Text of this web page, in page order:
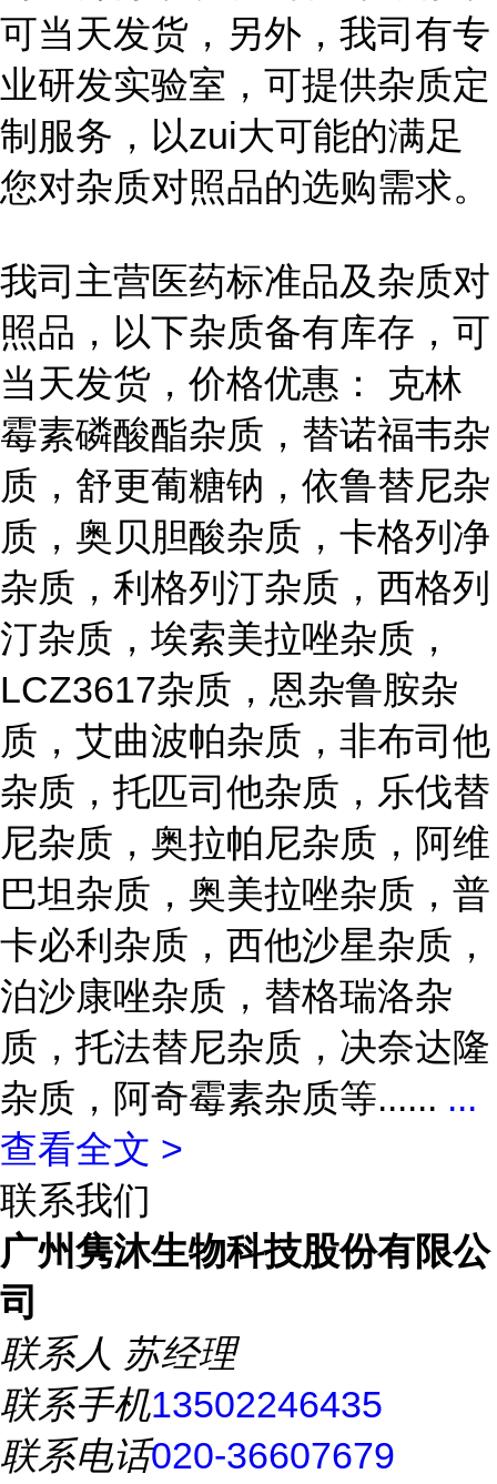
可当天发货，另外，我司有专
业研发实验室，可提供杂质定
制服务，以zui大可能的满足
您对杂质对照品的选购需求。
我司主营医药标准品及杂质对
照品，以下杂质备有库存，可
当天发货，价格优惠： 克林
霉素磷酸酯杂质，替诺福韦杂
质，舒更葡糖钠，依鲁替尼杂
质，奥贝胆酸杂质，卡格列净
杂质，利格列汀杂质，西格列
汀杂质，埃索美拉唑杂质，
LCZ3617杂质，恩杂鲁胺杂
质，艾曲波帕杂质，非布司他
杂质，托匹司他杂质，乐伐替
尼杂质，奥拉帕尼杂质，阿维
巴坦杂质，奥美拉唑杂质，普
卡必利杂质，西他沙星杂质，
泊沙康唑杂质，替格瑞洛杂
质，托法替尼杂质，决奈达隆
杂质，阿奇霉素杂质等...... ...
查看全文 >
联系我们
广州隽沐生物科技股份有限公
司
联系人 苏经理
联系手机13502246435
联系电话020-36607679